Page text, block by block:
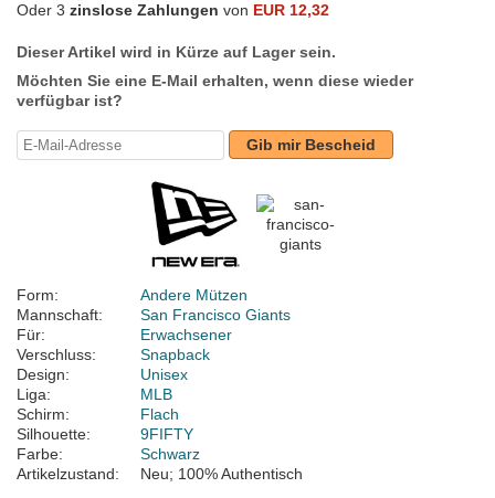
Oder 3 zinslose Zahlungen von EUR 12,32
Dieser Artikel wird in Kürze auf Lager sein.
Möchten Sie eine E-Mail erhalten, wenn diese wieder
verfügbar ist?
Gib mir Bescheid
Form:
Andere Mützen
Mannschaft:
San Francisco Giants
Für:
Erwachsener
Verschluss:
Snapback
Design:
Unisex
Liga:
MLB
Schirm:
Flach
Silhouette:
9FIFTY
Farbe:
Schwarz
Artikelzustand:
Neu; 100% Authentisch